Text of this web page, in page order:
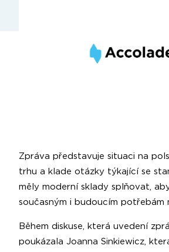
Zpráva představuje situaci na
trhu a klade otázky týkající se
měly moderní sklady splňovat,
současným i budoucím potřebám
Během diskuse, která uvedení
poukázala Joanna Sinkiewicz,